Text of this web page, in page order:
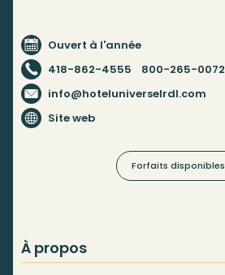
Ouvert à l'année
418-862-4555
800-265-0072
info@hoteluniverselrdl.com
Site web
Forfaits disponibles
À propos